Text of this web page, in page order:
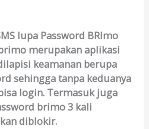
lupa Password BRImo
merupakan aplikasi
keamanan berupa
sehingga tanpa keduanya
login. Termasuk juga
brimo 3 kali
diblokir.